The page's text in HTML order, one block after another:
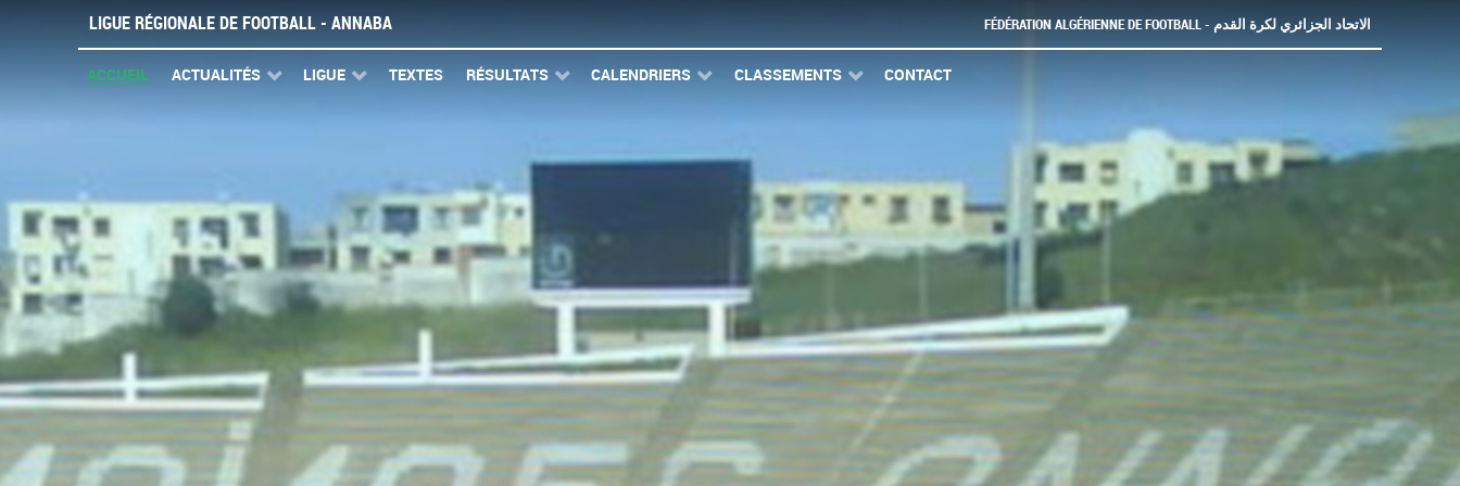
LIGUE RÉGIONALE DE FOOTBALL - ANNABA FÉDÉRATION ALGÉRIENNE DE FOOTBALL - الاتحاد الجزائري لكرة القدم
ACCUEIL ACTUALITÉS LIGUE TEXTES RÉSULTATS CALENDRIERS CLASSEMENTS CONTACT